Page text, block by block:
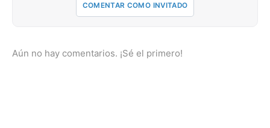
COMENTAR COMO INVITADO
Aún no hay comentarios. ¡Sé el primero!